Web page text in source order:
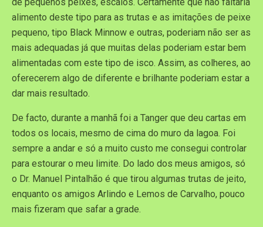
alimento deste tipo para as trutas e as imitações de peixe
pequeno, tipo Black Minnow e outras, poderiam não ser as
mais adequadas já que muitas delas poderiam estar bem
alimentadas com este tipo de isco. Assim, as colheres, ao
oferecerem algo de diferente e brilhante poderiam estar a
dar mais resultado.
De facto, durante a manhã foi a Tanger que deu cartas em
todos os locais, mesmo de cima do muro da lagoa. Foi
sempre a andar e só a muito custo me consegui controlar
para estourar o meu limite. Do lado dos meus amigos, só
o Dr. Manuel Pintalhão é que tirou algumas trutas de jeito,
enquanto os amigos Arlindo e Lemos de Carvalho, pouco
mais fizeram que safar a grade.